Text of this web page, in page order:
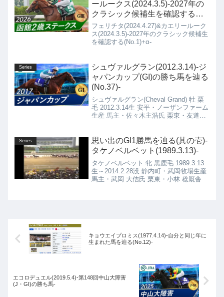
ールークス(2024.3.5)-2027年の
クラシック候補生を確認する
(No.1)+α-
フェリチタ(2024.4.27)&カエリールーク
ス(2024.3.5)-2027年のクラシック候補生
を確認する(No.1)+α-
Series
シュヴァルグラン(2012.3.14)-ジ
ャパンカップ(GI)の勝ち馬を辿る
(No.37)-
シュヴァルグラン(Cheval Grand) 牡 栗
毛 2012.3.14生 安平・ノーザンファーム
生産 馬主・佐々木主浩氏 栗東・友道康
Series
思い出のGI1勝馬を辿る(其の壱)-
タケノベルベット(1989.3.13)-
タケノベルベット 牝 黒鹿毛 1989.3.13
生～2014.2.28没 静内町・武岡牧場生産
馬主・武岡 大佶氏 栗東・小林 稔厩舎
キョウエイプロミス(1977.4.14)-自分と同じ年に
生まれた馬を辿る(No.12)-
エコロデュエル(2019.5.4)-第148回中山大障害
(J・GI)の勝ち馬-